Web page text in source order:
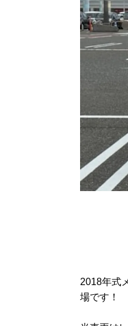
2018年式
場です！